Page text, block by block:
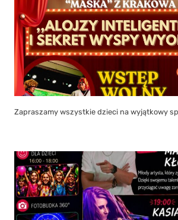
Zapraszamy wszystkie dzieci na wyjątkowy